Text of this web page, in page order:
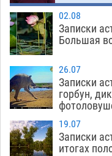
02.08
Записки
Большая
26.07
Записки
горбун,
19.07
Записки
итогах